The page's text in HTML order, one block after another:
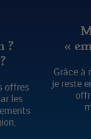
?
offres
les
«
Grâce à
je reste